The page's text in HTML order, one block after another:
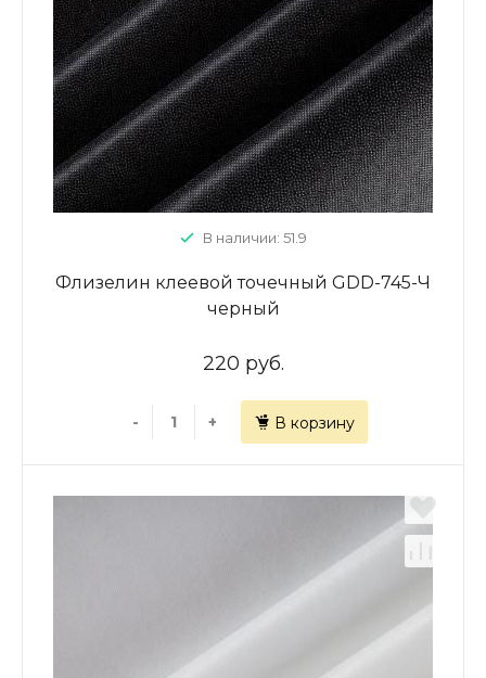
В наличии: 51.9
Флизелин клеевой точечный GDD-745-Ч
черный
220 руб.
- + В корзину